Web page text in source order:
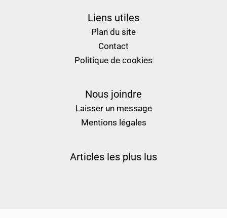
Liens utiles
Plan du site
Contact
Politique de cookies
Nous joindre
Laisser un message
Mentions légales
Articles les plus lus